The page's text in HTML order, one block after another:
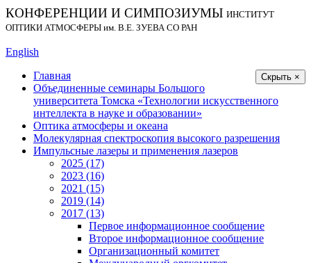
КОНФЕРЕНЦИИ И СИМПОЗИУМЫ ИНСТИТУТ
ОПТИКИ АТМОСФЕРЫ им. В.Е. ЗУЕВА СО РАН
English
Скрыть ×
Главная
Объединенные семинары Большого
университета Томска «Технологии искусственного
интеллекта в науке и образовании»
Оптика атмосферы и океана
Молекулярная спектроскопия высокого разрешения
Импульсные лазеры и применения лазеров
2025 (17)
2023 (16)
2021 (15)
2019 (14)
2017 (13)
Первое информационное сообщение
Второе информационное сообщение
Организационный комитет